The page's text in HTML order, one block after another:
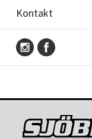
Kontakt